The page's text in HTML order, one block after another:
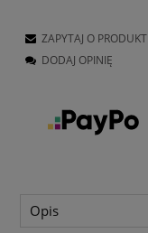
ZAPYTAJ O PRODUKT
DODAJ OPINIĘ
Opis